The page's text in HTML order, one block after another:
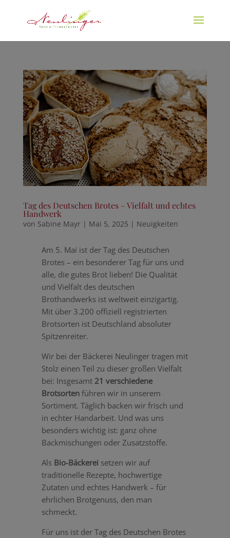
Tag des Deutschen Brotes – Vielfalt und echtes
Handwerk
von Sabine Mayr| Mai 5, 2025 | Neuigkeiten
Am 5. Mai ist der Tag des Deutschen
Brotes – ein besonderer Tag für uns und
alle, die gutes Brot lieben! Die Qualität
und Vielfalt des deutschen
Brothandwerks ist weltweit einzigartig.
Mit über 3.200 offiziell registrierten
Brotsorten ist Deutschland absoluter
Spitzenreiter.
Wir bei der Bäckerei Neulinger tragen mit
Stolz einen Teil zu dieser großen Vielfalt
bei: Insgesamt 21 verschiedene
Brotsortenführen wir in unserem
Sortiment. Täglich backen wir frisch und
in echter Handarbeit. Und was uns
besonders wichtig ist: ganz ohne
Backmischungen oder Zusatzstoffe.
Als Bio-Bäckerei setzen wir auf
traditionelle Rezepte, hochwertige
Zutaten und echtes Handwerk – für
ehrlichen Brotgenuss, den man
schmeckt.
Für uns ist der Tag des Deutschen Brotes